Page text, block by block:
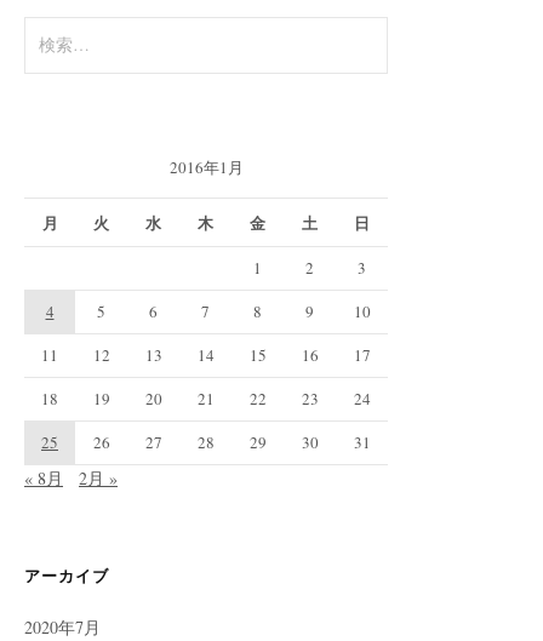
索:
2016年1月
月 火 水 木 金 土 日
1 2
3
4
5 6 7 8 9
10
11
12 13 14 15 16
17
18
19 20 21 22 23
24
25
26 27 28 29 30 31
« 8月 2月 »
アーカイブ
2020年7月